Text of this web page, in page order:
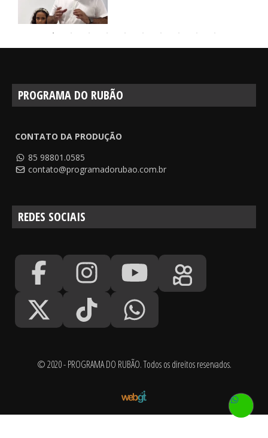
PROGRAMA DO RUBÃO
CONTATO DA PRODUÇÃO
85 98801.0585
contato@programadorubao.com.br
REDES SOCIAIS
© 2020 - PROGRAMA DO RUBÃO. Todos os direitos reservados.